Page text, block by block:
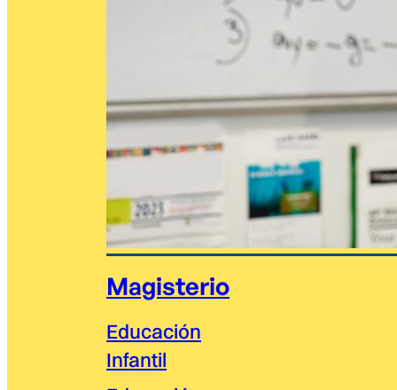
Magisterio
Educación
Infantil